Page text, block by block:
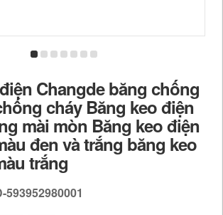
Changde băng chống
cháy Băng keo điện
mài mòn Băng keo điện
đen và trắng băng keo
trắng
593952980001